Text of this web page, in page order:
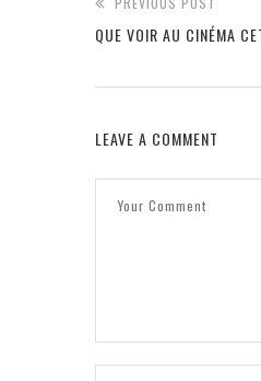
QUE VOIR AU CINÉMA
LEAVE A COMMENT